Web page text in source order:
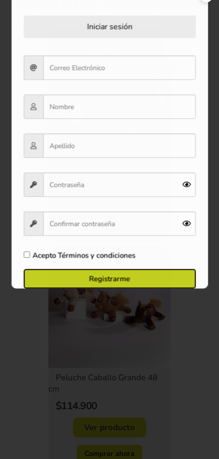
Peluche Monstruo 65 cm
$20.000
Ver producto
Comprar ahora
Peluche Caballo Grande 48
cm
$114.900
Ver producto
Comprar ahora
Iniciar sesión
AceptoTérminos y condiciones
Registrarme